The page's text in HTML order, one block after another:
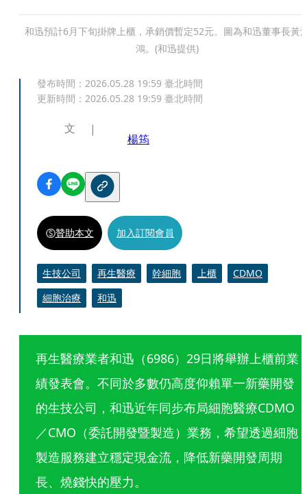
和迅預計6月下旬掛牌上櫃，承銷價暫定52元。圖為和迅董事長黃
鴻。(和迅提供)
發布時間： 2026.05.28 19:59 臺北時間
更新時間： 2026.05.28 19:59 臺北時間
文
楊筠
贊助本文 加入訂閱會員
生技公司 再生醫療 幹細胞 上櫃
CDMO
細胞治療
和迅
再生醫療業者和迅（6986）29日將舉辦上櫃前業
績發表會。不同於多數仍高度仰賴單一新藥開發
的生技公司，和迅近年同步布局細胞醫療CDMO
／CMO（委託開發暨製造）業務，希望透過細胞
製造服務建立穩定現金流，降低新藥開發周期
長、燒錢快的壓力。